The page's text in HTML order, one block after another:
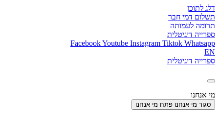
דלג לתוכן
תשלום דמי חבר
תרומה לעמותה
ספרייה דיגיטלית
FacebookYoutube Instagram Tiktok Whatsapp
EN
ספרייה דיגיטלית
מי אנחנו
סגור מי אנחנו פתח מי אנחנו